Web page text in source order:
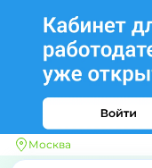
Москва